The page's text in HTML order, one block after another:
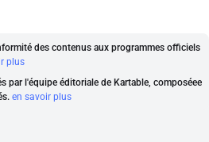
des contenus aux programmes officiels
plus
par l'équipe éditoriale de Kartable, composéee
en savoir plus